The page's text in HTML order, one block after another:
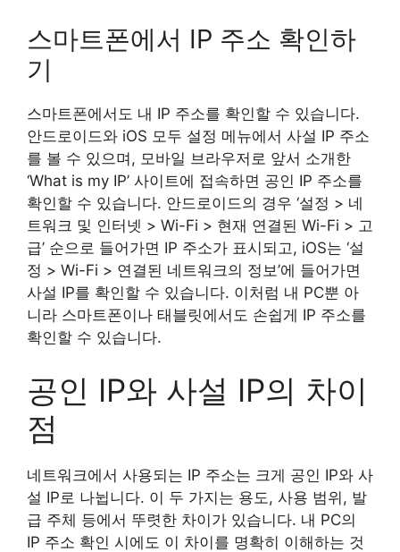
스마트폰에서 IP 주소 확인하
기
스마트폰에서도 내 IP 주소를 확인할 수 있습니다.
안드로이드와 iOS 모두 설정 메뉴에서 사설 IP 주소
를 볼 수 있으며, 모바일 브라우저로 앞서 소개한
‘What is my IP’ 사이트에 접속하면 공인 IP 주소를
확인할 수 있습니다. 안드로이드의 경우 ‘설정 > 네
트워크 및 인터넷 > Wi-Fi > 현재 연결된 Wi-Fi > 고
급’ 순으로 들어가면 IP 주소가 표시되고, iOS는 ‘설
정 > Wi-Fi > 연결된 네트워크의 정보’에 들어가면
사설 IP를 확인할 수 있습니다. 이처럼 내 PC뿐 아
니라 스마트폰이나 태블릿에서도 손쉽게 IP 주소를
확인할 수 있습니다.
공인 IP와 사설 IP의 차이
점
네트워크에서 사용되는 IP 주소는 크게 공인 IP와 사
설 IP로 나뉩니다. 이 두 가지는 용도, 사용 범위, 발
급 주체 등에서 뚜렷한 차이가 있습니다. 내 PC의
IP 주소 확인 시에도 이 차이를 명확히 이해하는 것